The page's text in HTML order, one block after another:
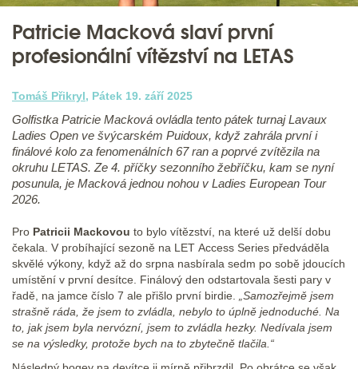
Patricie Macková slaví první
profesionální vítězství na LETAS
Tomáš Přikryl, Pátek 19. září 2025
Golfistka Patricie Macková ovládla tento pátek turnaj Lavaux
Ladies Open ve švýcarském Puidoux, když zahrála první i
finálové kolo za fenomenálních 67 ran a poprvé zvítězila na
okruhu LETAS. Ze 4. příčky sezonního žebříčku, kam se nyní
posunula, je Macková jednou nohou v Ladies European Tour
2026.
Pro Patricii Mackovou to bylo vítězství, na které už delší dobu
čekala. V probíhající sezoně na LET Access Series předváděla
skvělé výkony, když až do srpna nasbírala sedm po sobě jdoucích
umístění v první desítce. Finálový den odstartovala šesti pary v
řadě, na jamce číslo 7 ale přišlo první birdie.
„Samozřejmě jsem
strašně ráda, že jsem to zvládla, nebylo to úplně jednoduché. Na
to, jak jsem byla nervózní, jsem to zvládla hezky. Nedívala jsem
se na výsledky, protože bych na to zbytečně tlačila.“